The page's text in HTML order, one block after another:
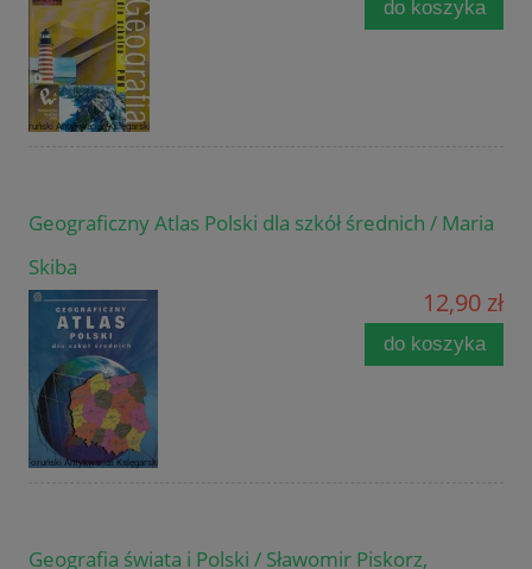
do koszyka
Geograficzny Atlas Polski dla szkół średnich / Maria
Skiba
12,90 zł
do koszyka
Geografia świata i Polski / Sławomir Piskorz,